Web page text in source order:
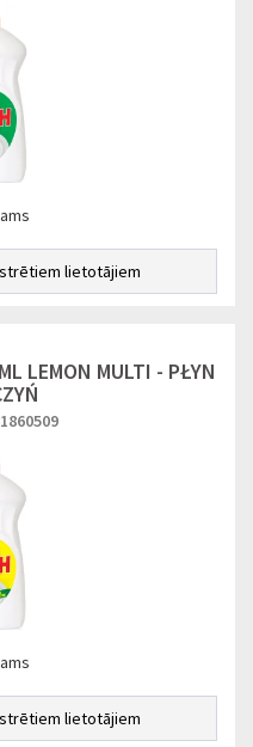
lietotājiem
LEMON MULTI - PŁYN
lietotājiem